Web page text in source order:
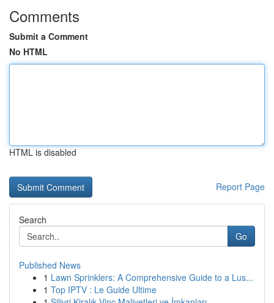
Comments
Submit a Comment
No HTML
HTML is disabled
Report Page
Search
Go
Published News
1 Lawn Sprinklers: A Comprehensive Guide to a Lus...
1 Top IPTV : Le Guide Ultime